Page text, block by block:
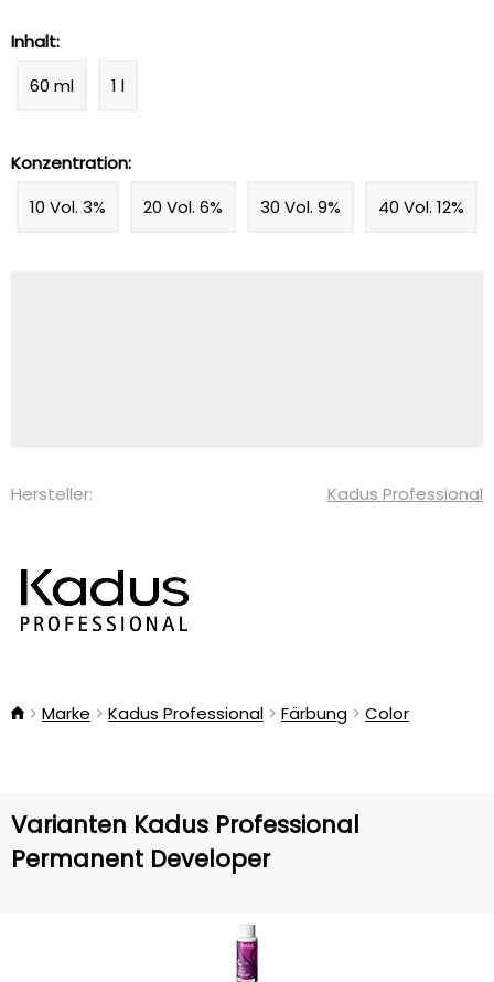
Inhalt:
60 ml
1 l
Konzentration:
10 Vol. 3%
20 Vol. 6% 30 Vol. 9% 40 Vol. 12%
Hersteller: Kadus Professional
Marke Kadus Professional Färbung Color
Varianten Kadus Professional
Permanent Developer